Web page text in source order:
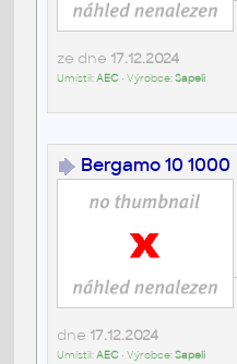
ze dne 17.12.2024
Umístil:AEC• Výrobce:Sapeli
Bergamo 10 1000
dne 17.12.2024
Umístil:AEC• Výrobce:Sapeli